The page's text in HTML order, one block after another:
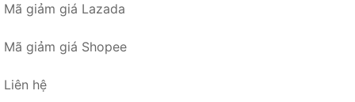
Mã giảm giá Lazada
Mã giảm giá Shopee
Liên hệ